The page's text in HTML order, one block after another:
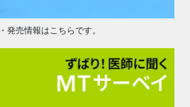
発売情報はこちらです。